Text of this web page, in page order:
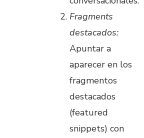
Fragments
destacados:
Apuntar a
aparecer en los
fragmentos
destacados
(featured
snippets) con